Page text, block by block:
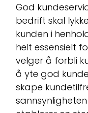
God
bedrift skal
kunden i
helt essensielt
velger å forbli
å yte god
skape